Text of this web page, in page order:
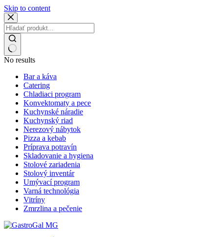
Skip to content
No results
Bar a káva
Catering
Chladiaci program
Konvektomaty a pece
Kuchynské náradie
Kuchynský riad
Nerezový nábytok
Pizza a kebab
Príprava potravín
Skladovanie a hygiena
Stolové zariadenia
Stolový inventár
Umývací program
Varná technológia
Vitríny
Zmrzlina a pečenie